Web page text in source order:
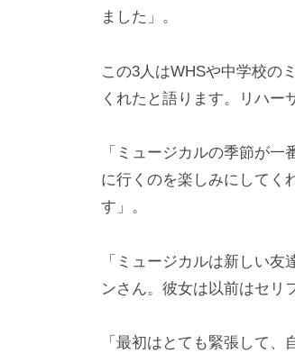
ました」。
この3人はWHSや中学校の
くれたと語ります。リハー
「ミュージカルの季節が
に行くのを楽しみにしてく
す」。
「ミュージカルは新しい
ンさん。彼女は以前はセリ
「最初はとても緊張して